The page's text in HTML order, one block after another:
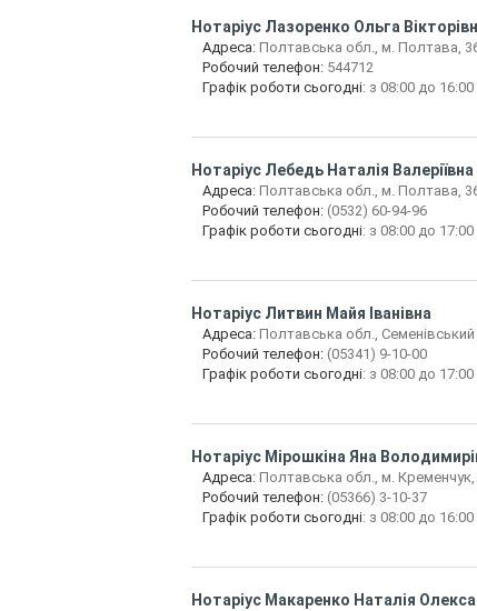
Нотаріус Лазоренко Ольга
Адреса: Полтавська обл., м. Полтава,
Робочий телефон: 544712
Графік роботи сьогодні: з 08:00 до 16:00
Нотаріус Лебедь Наталія Валеріївна
Адреса: Полтавська обл., м. Полтава,
Робочий телефон: (0532) 60-94-96
Графік роботи сьогодні: з 08:00 до 17:00
Нотаріус Литвин Майя Іванівна
Адреса: Полтавська обл.,
Робочий телефон: (05341) 9-10-00
Графік роботи сьогодні: з 08:00 до 17:00
Нотаріус Мірошкіна Яна
Адреса: Полтавська обл., м.
Робочий телефон: (05366) 3-10-37
Графік роботи сьогодні: з 08:00 до 16:00
Нотаріус Макаренко Наталія